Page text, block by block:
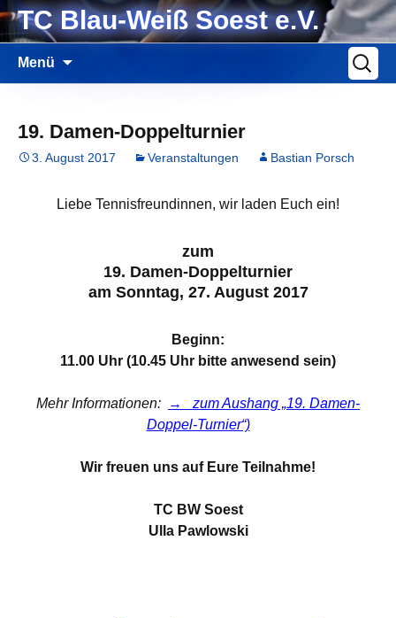
Zum
InhaltTC Blau-Weiß Soest e.V.
Menü
nach:
19. Damen-Doppelturnier
3. August 2017 Veranstaltungen Bastian Porsch
Liebe Tennisfreundinnen, wir laden Euch ein!
zum
19. Damen-Doppelturnier
am Sonntag, 27. August 2017
Beginn:
11.00 Uhr (10.45 Uhr bitte anwesend sein)
Mehr Informationen: →
zum Aushang „19. Damen-
Doppel-Turnier“)
Wir freuen uns auf Eure Teilnahme!
TC BW Soest
Ulla Pawlowski